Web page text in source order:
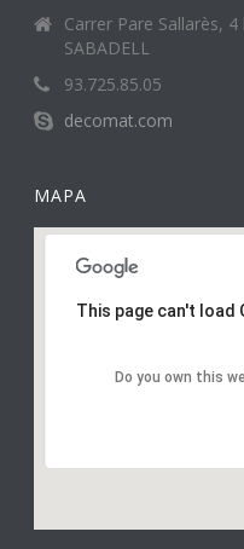
Carrer Pare Sallarès, 4
SABADELL
93.725.85.05
decomat.com
MAPA
This page can't load
Do you own this